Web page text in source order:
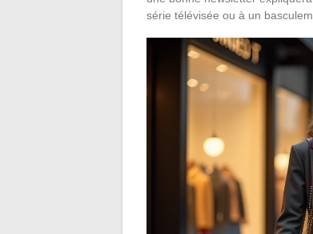
série télévisée ou à un